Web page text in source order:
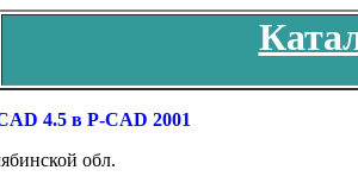
4.5 в P-CAD 2001
обл.